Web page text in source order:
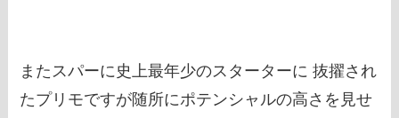
またスパーに史上最年少のスターターに 抜擢され
たプリモですが随所にポテンシャルの高さを見せ